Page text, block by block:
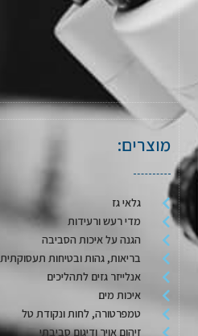
מוצרים:
גלאי גז
מדי רעש ורעידות
הגנה על איכות הסביבה
בריאות, גהות ובטיחות תעסוקתית
אנלייזר גזים לתהליכים
איכות מים
טמפרטורה, לחות ונקודת טל
זיהום אויר ודיגום סביבתי